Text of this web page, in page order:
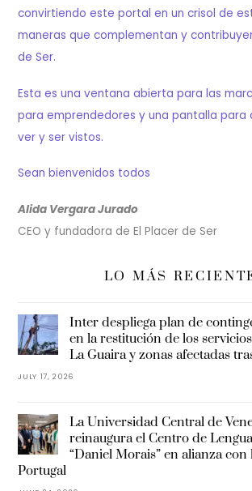
convirtiendo este portal en un crisol de
maneras que complementan y
de Ser.
Esta es una ventana abierta para las
para emprendedores y una pantalla para
ver y ser vistos.
Sean bienvenidos todos
Alida Vergara Jurado
CEO y fundadora de El Placer de Ser
LO MÁS
Inter despliega plan de
en la restitución de los
La Guaira y zonas afectadas
JULY 17, 2026
La Universidad Central de
reinaugura el Centro de
“Daniel Morais” en alianza
Portugal